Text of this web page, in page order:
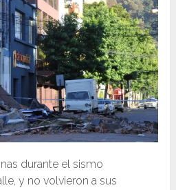
durante el sismo
y no volvieron a sus